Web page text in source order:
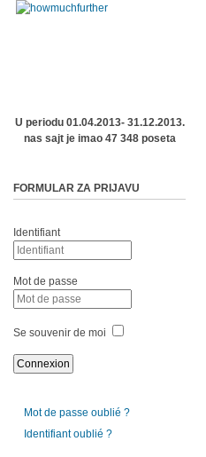
U periodu 01.04.2013- 31.12.2013.
nas sajt je imao 47 348 poseta
FORMULAR ZA PRIJAVU
Identifiant
Mot de passe
Se souvenir de moi
Mot de passe oublié ?
Identifiant oublié ?